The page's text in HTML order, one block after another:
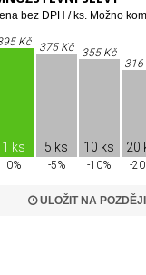
bez DPH / ks. Možno
Kč
1 ks
0%
375 Kč
5 ks
-5%
355 Kč
10 ks
-10%
316
20
-
ULOŽIT NA POZDĚJI